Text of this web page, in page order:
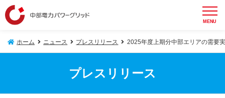
MENU
ホーム ニュース プレスリリース 2025年度上期分中部エリアの需要
プレスリリース